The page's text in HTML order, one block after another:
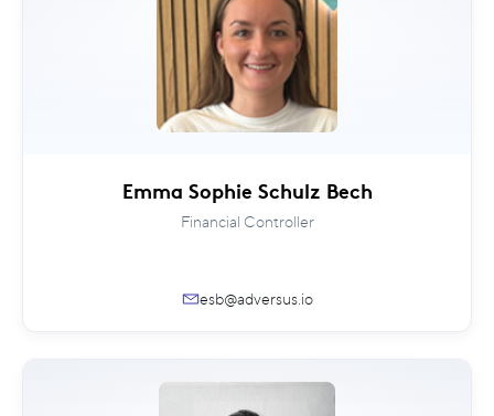
Emma Sophie Schulz Bech
Financial Controller
esb@adversus.io